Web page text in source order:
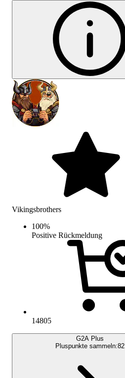
Vikingsbrothers
100%
Positive Rückmeldung
14805
G2A Plus
Pluspunkte sammeln:82